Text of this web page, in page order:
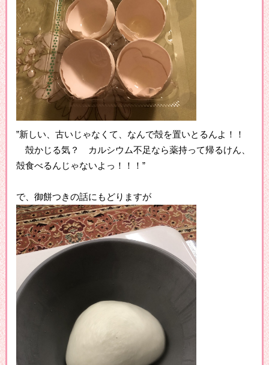
”新しい、古いじゃなくて、なんで殻を置いとるんよ！！
殻かじる気？ カルシウム不足なら薬持って帰るけん、
殻食べるんじゃないよっ！！！”
で、御餅つきの話にもどりますが